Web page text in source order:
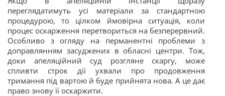
переглядатимуть усі матеріали за стандартною
процедурою, то цілком ймовірна ситуація, коли
процес оскарження перетвориться на безперервний.
Особливо з огляду на перманентні проблеми з
доправлянням засуджених в обласні центри. Тож,
доки апеляційний суд розгляне скаргу, може
спливти строк дії ухвали про продовження
тримання під вартою й буде прийнята нова. А це дає
право знову її оскаржити.